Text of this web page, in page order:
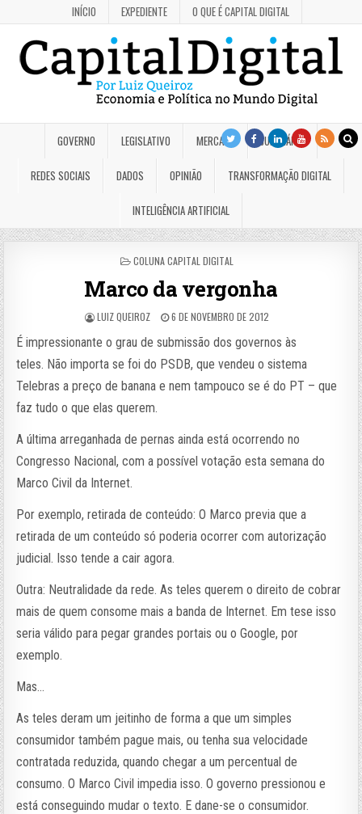
INÍCIO EXPEDIENTE O QUE É CAPITAL DIGITAL
GOVERNO LEGISLATIVO MERCADO JUDICIÁRIO
REDES SOCIAIS DADOS OPINIÃO TRANSFORMAÇÃO DIGITAL
INTELIGÊNCIA ARTIFICIAL
POSTED
COLUNA CAPITAL DIGITAL
Marco da vergonha
LUIZ QUEIROZ 6 DE NOVEMBRO DE 2012
É impressionante o grau de submissão dos governos às
teles. Não importa se foi do PSDB, que vendeu o sistema
Telebras a preço de banana e nem tampouco se é do PT – que
faz tudo o que elas querem.
A última arreganhada de pernas ainda está ocorrendo no
Congresso Nacional, com a possível votação esta semana do
Marco Civil da Internet.
Por exemplo, retirada de conteúdo: O Marco previa que a
retirada de um conteúdo só poderia ocorrer com autorização
judicial. Isso tende a cair agora.
Outra: Neutralidade da rede. As teles querem o direito de cobrar
mais de quem consome mais a banda de Internet. Em tese isso
seria válido para pegar grandes portais ou o Google, por
exemplo.
Mas…
As teles deram um jeitinho de forma a que um simples
consumidor também pague mais, ou tenha sua velocidade
contratada reduzida, quando chegar a um percentual de
consumo. O Marco Civil impedia isso. O governo pressionou e
está conseguindo mudar o texto. E dane-se o consumidor.